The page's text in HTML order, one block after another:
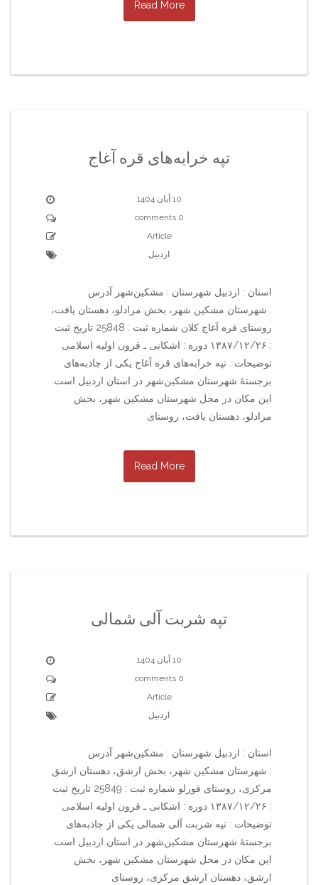
Read More
تپه خرابه‌های قره آغاج
10 آبان 1404
0 comments
Article
اردبیل
استان : اردبیل شهرستان : مشکین‌شهر آدرس
: شهرستان مشکین شهر، بخش مرادلو، دهستان یافت،
روستای قره آغاج کلان شماره ثبت : 25848 تاریخ ثبت
: ۱۳۸۷/۱۲/۲۶ دوره : اشکانی ـ قرون اولیه اسلامی
توضیحات : تپه خرابه‌های قره آغاج یکی از جاذبه‌های
برجستهٔ شهرستان مشکین‌شهر در استان اردبیل است.
این مکان در محل شهرستان مشکین شهر، بخش
مرادلو، دهستان یافت، روستای
Read More
تپه شربت آلی شمالی
10 آبان 1404
0 comments
Article
اردبیل
استان : اردبیل شهرستان : مشکین‌شهر آدرس
: شهرستان مشکین شهر، بخش ارشق، دهستان ارشق
مرکزی، روستای قورلو شماره ثبت : 25849 تاریخ ثبت
: ۱۳۸۷/۱۲/۲۶ دوره : اشکانی ـ قرون اولیه اسلامی
توضیحات : تپه شربت آلی شمالی یکی از جاذبه‌های
برجستهٔ شهرستان مشکین‌شهر در استان اردبیل است.
این مکان در محل شهرستان مشکین شهر، بخش
ارشق، دهستان ارشق مرکزی، روستای